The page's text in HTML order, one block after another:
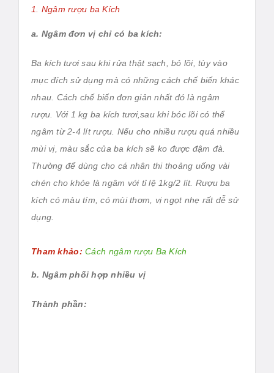
1. Ngâm rượu ba Kích
a. Ngâm đơn vị chỉ có ba kích:
Ba kích tươi sau khi rửa thật sạch, bỏ lõi, tùy vào
mục đích sử dụng mà có những cách chế biến khác
nhau. Cách chế biến đơn giản nhất đó là ngâm
rượu. Với 1 kg ba kích tươi,sau khi bóc lõi có thể
ngâm từ 2-4 lít rượu. Nếu cho nhiều rượu quá nhiều
mùi vị, màu sắc của ba kích sẽ ko được đậm đà.
Thường để dùng cho cá nhân thi thoảng uống vài
chén cho khỏe là ngâm với tỉ lệ 1kg/2 lít. Rượu ba
kích có màu tím, có mùi thơm, vị ngọt nhẹ rất dễ sử
dụng.
Tham khảo:Cách ngâm rượu Ba Kích
b. Ngâm phối hợp nhiều vị
Thành phần: